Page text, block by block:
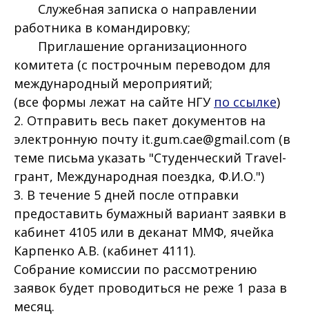
Служебная записка о направлении
работника в командировку;
Приглашение организационного
комитета (с построчным переводом для
международный мероприятий;
(все формы лежат на сайте НГУ по ссылке)
2. Отправить весь пакет документов на
электронную почту it.gum.cae@gmail.com (в
теме письма указать "Студенческий Travel-
грант, Международная поездка, Ф.И.О.")
3. В течение 5 дней после отправки
предоставить бумажный вариант заявки в
кабинет 4105 или в деканат ММФ, ячейка
Карпенко А.В. (кабинет 4111).
Собрание комиссии по рассмотрению
заявок будет проводиться не реже 1 раза в
месяц.